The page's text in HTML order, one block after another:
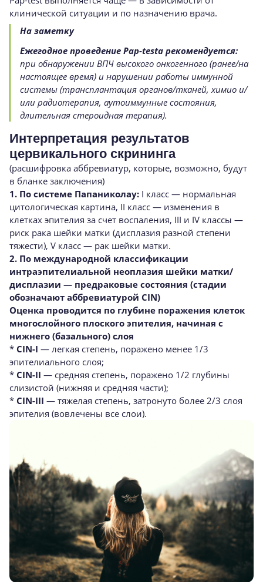
клинической ситуации и по назначению врача.
На заметку
Ежегодное проведение Pap-testа рекомендуется:
при обнаружении ВПЧ высокого онкогенного (ранее/на
настоящее время) и нарушении работы иммунной
системы (трансплантация органов/тканей, химио и/
или радиотерапия, аутоиммунные состояния,
длительная стероидная терапия).
Интерпретация результатов
цервикального скрининга
(расшифровка аббревиатур, которые, возможно, будут
в бланке заключения)
1. По системе Папаниколау: I класс — нормальная
цитологическая картина, II класс — изменения в
клетках эпителия за счет воспаления, III и IV классы —
риск рака шейки матки (дисплазия разной степени
тяжести), V класс — рак шейки матки.
2. По международной классификации
интраэпителиальной неоплазия шейки матки/
дисплазии — предраковые состояния (стадии
обозначают аббревиатурой CIN)
Оценка проводится по глубине поражения клеток
многослойного плоского эпителия, начиная с
нижнего (базального) слоя
* CIN-I — легкая степень, поражено менее 1/3
эпителиального слоя;
* CIN-II — средняя степень, поражено 1/2 глубины
слизистой (нижняя и средняя части);
* CIN-III — тяжелая степень, затронуто более 2/3 слоя
эпителия (вовлечены все слои).